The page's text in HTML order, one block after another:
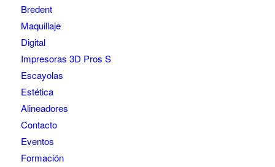
Bredent
Maquillaje
Digital
Impresoras 3D Pros S
Escayolas
Estética
Alineadores
Contacto
Eventos
Formación